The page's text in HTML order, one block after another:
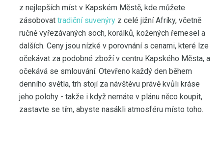
z nejlepších míst v Kapském Městě, kde můžete
zásobovat tradiční suvenýry z celé jižní Afriky, včetně
ručně vyřezávaných soch, korálků, kožených řemesel a
dalších. Ceny jsou nízké v porovnání s cenami, které lze
očekávat za podobné zboží v centru Kapského Města, a
očekává se smlouvání. Otevřeno každý den během
denního světla, trh stojí za návštěvu právě kvůli kráse
jeho polohy - takže i když nemáte v plánu něco koupit,
zastavte se tím, abyste nasákli atmosféru místo toho.